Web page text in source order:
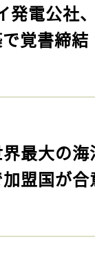
発電公社
覚書締結
界最大の
盟国が合